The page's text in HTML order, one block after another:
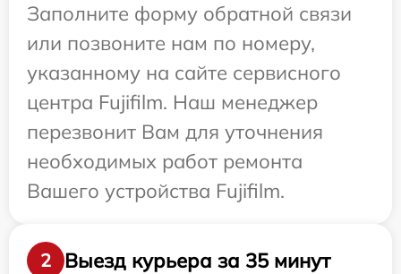
Заполните форму обратной связи
или позвоните нам по номеру,
указанному на сайте сервисного
центра Fujifilm. Наш менеджер
перезвонит Вам для уточнения
необходимых работ ремонта
Вашего устройства Fujifilm.
2
Выезд курьера за 35 минут